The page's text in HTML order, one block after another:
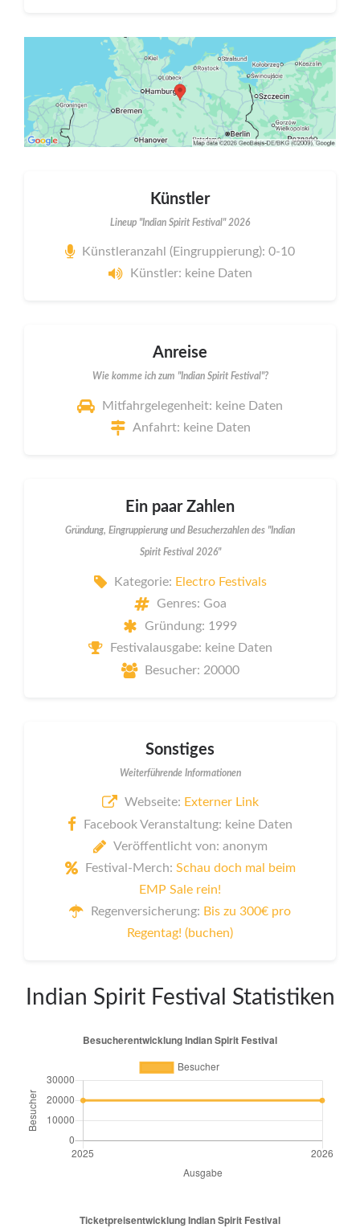
Künstler
Lineup "Indian Spirit Festival" 2026
Künstleranzahl (Eingruppierung): 0-10
Künstler: keine Daten
Anreise
Wie komme ich zum "Indian Spirit Festival"?
Mitfahrgelegenheit: keine Daten
Anfahrt: keine Daten
Ein paar Zahlen
Gründung, Eingruppierung und Besucherzahlen des "Indian
Spirit Festival 2026"
Kategorie: Electro Festivals
Genres: Goa
Gründung: 1999
Festivalausgabe: keine Daten
Besucher: 20000
Sonstiges
Weiterführende Informationen
Webseite: Externer Link
Facebook Veranstaltung: keine Daten
Veröffentlicht von: anonym
Festival-Merch: Schau doch mal beim
EMP Sale rein!
Regenversicherung: Bis zu 300€ pro
Regentag! (buchen)
Indian Spirit Festival Statistiken